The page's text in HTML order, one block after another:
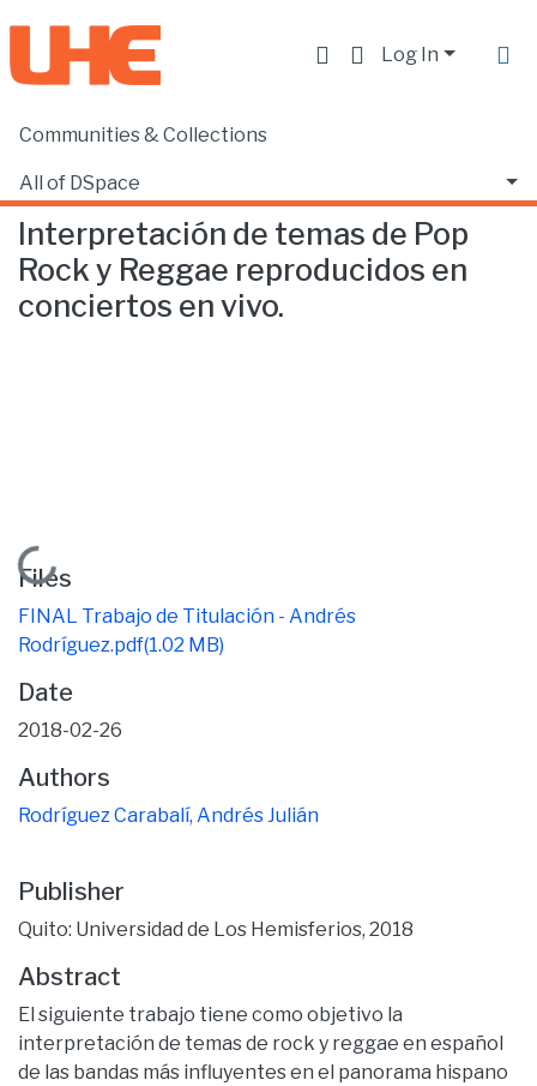
Log In
Communities & Collections
All of DSpace
Statistics
Home Escuela de Música
Interpretación de temas de Pop
Rock y Reggae reproducidos en
conciertos en vivo.
Loading...
Files
FINAL Trabajo de Titulación - Andrés
Rodríguez.pdf(1.02 MB)
Date
2018-02-26
Authors
Rodríguez Carabalí, Andrés Julián
Publisher
Quito: Universidad de Los Hemisferios, 2018
Abstract
El siguiente trabajo tiene como objetivo la
interpretación de temas de rock y reggae en español
de las bandas más influyentes en el panorama hispano